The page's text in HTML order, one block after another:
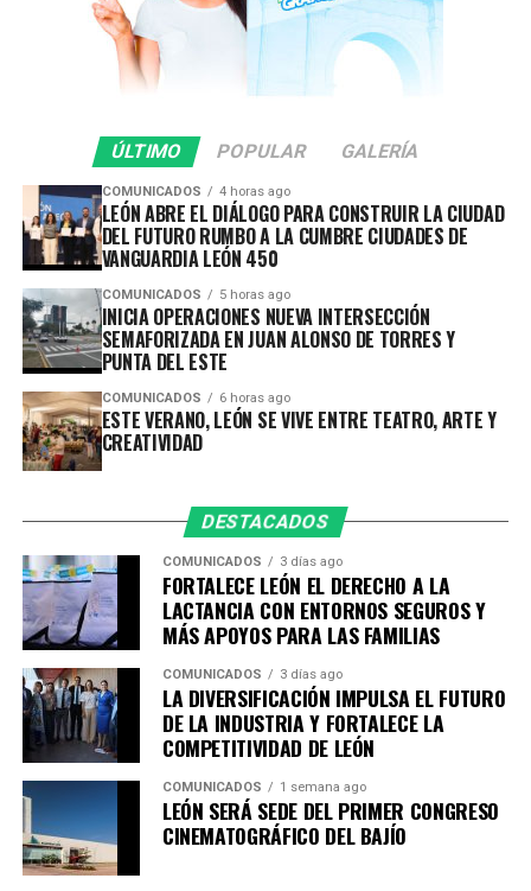
•Calzada de las Artes
Además de las presentaciones escénicas, el encuentro
contempla talleres gratuitos con registro previo y
diversas actividades abiertas al público, convirtiéndose
en una excelente oportunidad para acercarse al mundo
del teatro.
FIACmx: diez días para descubrir el arte contemporáneo
Apenas termina el Encuentro Estatal de Teatro y León
continúa celebrando con otro de sus eventos culturales
más esperados.
Del 14 al 23 de agosto, llega la 29 edición del Festival
Internacional de Arte Contemporáneo (FIACmx), uno de
los festivales con mayor trayectoria del país y que este
invita a reflexionar sobre la identidad, la creatividad y la
transformación cultural desde distintas disciplinas
artísticas.
Durante diez días, la ciudad será sede de 44 actividades
distribuidas en 20 espacios, con la participación de
artistas provenientes de México, Colombia, Estados
Unidos, Perú, España, Italia, Francia y Cuba.
Apenas termina el Encuentro Estatal de Teatro y León
continúa celebrando con otro de sus eventos culturales
más esperados.
Mucho más que exposiciones
ÚLTIMO POPULAR GALERÍA
COMUNICADOS 4 horas ago
LEÓN ABRE EL DIÁLOGO PARA CONSTRUIR LA CIUDAD
DEL FUTURO RUMBO A LA CUMBRE CIUDADES DE
VANGUARDIA LEÓN 450
COMUNICADOS 5 horas ago
INICIA OPERACIONES NUEVA INTERSECCIÓN
SEMAFORIZADA EN JUAN ALONSO DE TORRES Y
PUNTA DEL ESTE
COMUNICADOS 6 horas ago
ESTE VERANO, LEÓN SE VIVE ENTRE TEATRO, ARTE Y
CREATIVIDAD
DESTACADOS
COMUNICADOS 3 días ago
FORTALECE LEÓN EL DERECHO A LA
LACTANCIA CON ENTORNOS SEGUROS Y
MÁS APOYOS PARA LAS FAMILIAS
COMUNICADOS 3 días ago
LA DIVERSIFICACIÓN IMPULSA EL FUTURO
DE LA INDUSTRIA Y FORTALECE LA
COMPETITIVIDAD DE LEÓN
COMUNICADOS 1 semana ago
LEÓN SERÁ SEDE DEL PRIMER CONGRESO
CINEMATOGRÁFICO DEL BAJÍO